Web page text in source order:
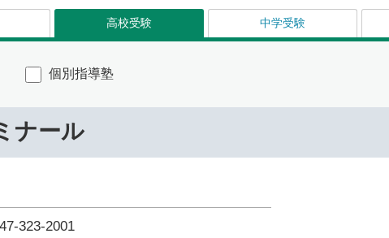
高校受験 中学受験
個別指導塾
ナール
323-2001